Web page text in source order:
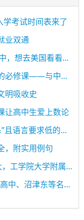
学考试时间表来了
业双通
• 【日本留学Q&A】孩子在日本上高中，想去美国看看，应该怎么做？
• 日本的校园祭不是玩，是政府指定的必修课——与中国不同的教育理念
明吸收史
让高中生爱上数论
• 【日本留学Q&A】有没有比较“日系”且语言要求低的高中？
，附实用例句
• 悬挂在校庭C位的荣耀——高阶苍大，工学院大学附属高中的标枪之星！
• 日本全国高校知识竞赛40强出炉 滩高中、沼津东等名校悉数在列